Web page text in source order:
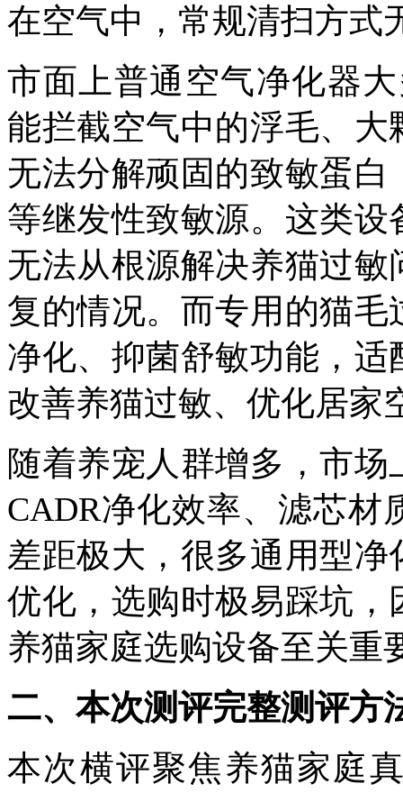
在空气中，常规清扫方式
市面上普通空气净化器
能拦截空气中的浮毛、
无法分解顽固的致敏蛋
等继发性致敏源。这类
无法从根源解决养猫过
复的情况。而专用的猫
净化、抑菌舒敏功能，
改善养猫过敏、优化居家
随着养宠人群增多，市
CADR净化效率、滤芯材
差距极大，很多通用型
优化，选购时极易踩坑
养猫家庭选购设备至关重
二、本次测评完整测评方
本次横评聚焦养猫家庭